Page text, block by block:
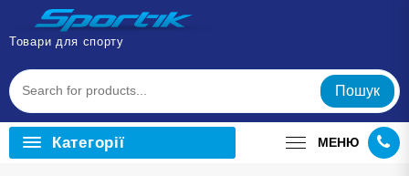
Перейти
вмісту
Товари для спорту
Пошук
Категорії МЕНЮ